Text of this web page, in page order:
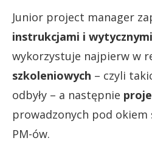
Junior project manager
instrukcjami i wytycznymi
wykorzystuje najpierw w
szkoleniowych – czyli
odbyły – a następnie
prowadzonych pod okiem
PM-ów.